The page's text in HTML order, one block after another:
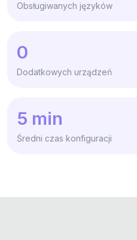
Obsługiwanych języków
0
Dodatkowych urządzeń
5 min
Średni czas konfiguracji